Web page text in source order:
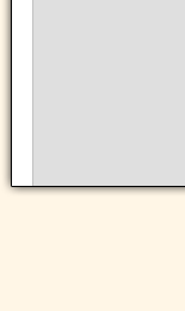
Navigation